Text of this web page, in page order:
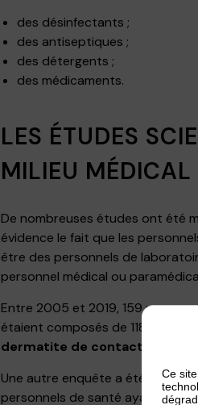
des désinfectants ;
des antiseptiques ;
des détergents ;
des médicaments.
LES ÉTUDES
MILIEU MÉDICAL
De nombreuses études ont été
évidence le fait que les
être des personnels de
personnel médical ou
Entre 2005 et 2019, 159
étaient composés de 118
dermatite de contact irritante
Une autre enquête a été menée
personnels de santé ayant reçu
Ce